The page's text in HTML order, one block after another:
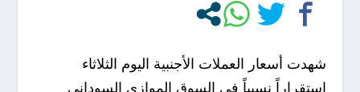
شهدت أسعار العملات الأجنبية اليوم الثلاثاء
إستقراراً نسبياً في السوق الموازي السوداني